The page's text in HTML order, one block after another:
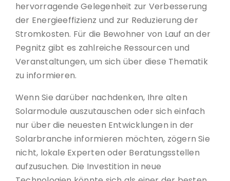
hervorragende Gelegenheit zur Verbesserung
der Energieeffizienz und zur Reduzierung der
Stromkosten. Für die Bewohner von Lauf an der
Pegnitz gibt es zahlreiche Ressourcen und
Veranstaltungen, um sich über diese Thematik
zu informieren.
Wenn Sie darüber nachdenken, Ihre alten
Solarmodule auszutauschen oder sich einfach
nur über die neuesten Entwicklungen in der
Solarbranche informieren möchten, zögern Sie
nicht, lokale Experten oder Beratungsstellen
aufzusuchen. Die Investition in neue